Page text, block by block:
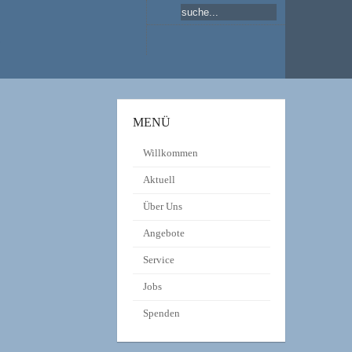
MENÜ
Willkommen
Aktuell
Über Uns
Angebote
Service
Jobs
Spenden